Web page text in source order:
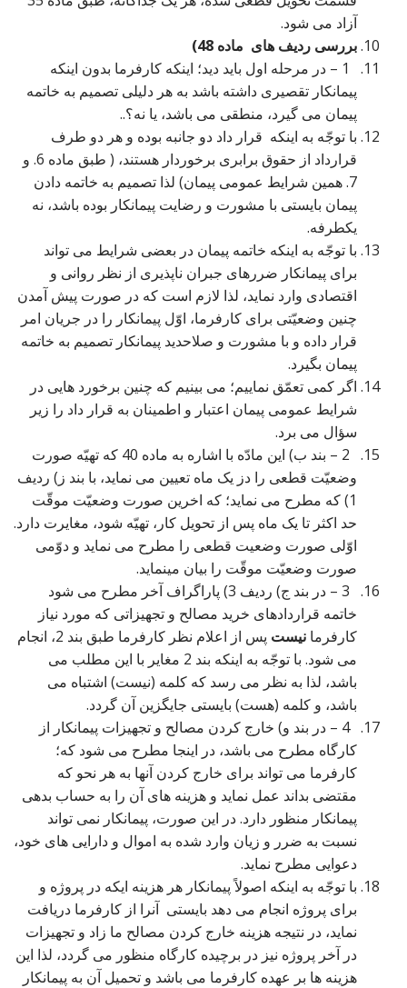
آزاد می شود.
بررسی ردیف های ماده 48)
1 – در مرحله اول باید دید؛ اینکه کارفرما بدون اینکه
پیمانکار تقصیری داشته باشد به هر دلیلی تصمیم به خاتمه
پیمان می گیرد، منطقی می باشد، یا نه؟..
با توجّه به اینکه قرار داد دو جانبه بوده و هر دو طرف
قرارداد از حقوق برابری برخوردار هستند، ( طبق ماده 6. و
7. همین شرایط عمومی پیمان) لذا تصمیم به خاتمه دادن
پیمان بایستی با مشورت و رضایت پیمانکار بوده باشد، نه
یکطرفه.
با توجّه به اینکه خاتمه پیمان در بعضی شرایط می تواند
برای پیمانکار ضررهای جبران ناپذیری از نظر روانی و
اقتصادی وارد نماید، لذا لازم است که در صورت پیش آمدن
چنین وضعیّتی برای کارفرما، اوّل پیمانکار را در جریان امر
قرار داده و با مشورت و صلاحدید پیمانکار تصمیم به خاتمه
پیمان بگیرد.
اگر کمی تعمّق نماییم؛ می بینیم که چنین برخورد هایی در
شرایط عمومی پیمان اعتبار و اطمینان به قرار داد را زیر
سؤال می برد.
2 – بند ب) این مادّه با اشاره به ماده 40 که تهیّه صورت
وضعیّت قطعی را دز یک ماه تعیین می نماید، با بند ز) ردیف
1) که مطرح می نماید؛ که اخرین صورت وضعیّت موقّت
حد اکثر تا یک ماه پس از تحویل کار، تهیّه شود، مغایرت دارد.
اوّلی صورت وضعیت قطعی را مطرح می نماید و دوّمی
صورت وضعیّت موقّت را بیان مینماید.
3 – در بند ج) ردیف 3) پاراگراف آخر مطرح می شود
خاتمه قراردادهای خرید مصالح و تجهیزاتی که مورد نیاز
کارفرما نیست
پس از اعلام نظر کارفرما طبق بند 2، انجام
می شود. با توجّه به اینکه بند 2 مغایر با این مطلب می
باشد، لذا به نظر می رسد که کلمه (نیست) اشتباه می
باشد، و کلمه (هست) بایستی جایگزین آن گردد.
4 – در بند و) خارج کردن مصالح و تجهیزات پیمانکار از
کارگاه مطرح می باشد، در اینجا مطرح می شود که؛
کارفرما می تواند برای خارج کردن آنها به هر نحو که
مقتضی بداند عمل نماید و هزینه های آن را به حساب بدهی
پیمانکار منظور دارد. در این صورت، پیمانکار نمی تواند
نسبت به ضرر و زیان وارد شده به اموال و دارایی های خود،
دعوایی مطرح نماید.
با توجّه به اینکه اصولاً پیمانکار هر هزینه ایکه در پروژه و
برای پروژه انجام می دهد بایستی آنرا از کارفرما دریافت
نماید، در نتیجه هزینه خارج کردن مصالح ما زاد و تجهیزات
در آخر پروژه نیز در برچیده کارگاه منظور می گردد، لذا این
هزینه ها بر عهده کارفرما می باشد و تحمیل آن به پیمانکار